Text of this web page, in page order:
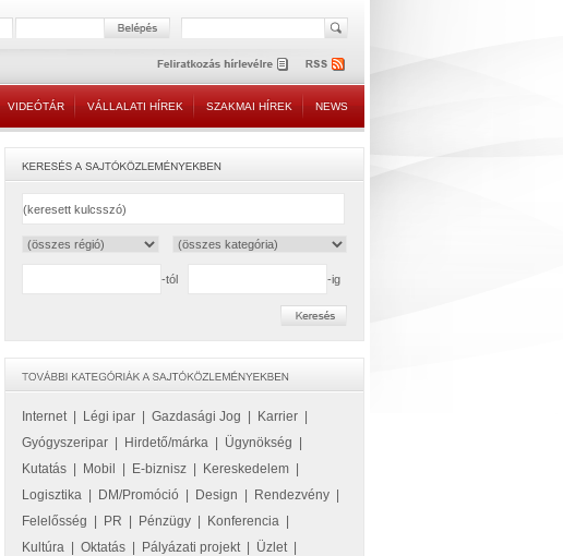
VIDEÓTÁR VÁLLALATI HÍREK SZAKMAI HÍREK NEWS
-tól -ig
Internet| Légi ipar Gazdasági Jog Karrier
Gyógyszeripar
Hirdető/márka Ügynökség
Kutatás
Mobil E-biznisz Kereskedelem
Logisztika
DM/Promóció Design Rendezvény
Felelősség
PR Pénzügy Konferencia
Kultúra
Oktatás Pályázati projekt| Üzlet|